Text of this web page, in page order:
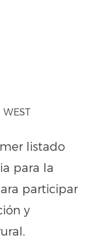
listado
para la
participar
y